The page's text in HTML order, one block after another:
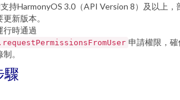
支持HarmonyOS 3.0（API Version 8）及以上，
新版本。
行時通過
申請權限，確
。
驟